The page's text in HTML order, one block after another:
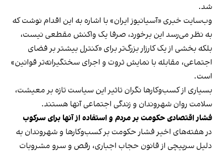
شد.
وب‌سایت خبری «آسیانیوز ایران» با اشاره به این اقدام نوشت که
به نظر می‌رسد این برخورد، صرفا یک واکنش مقطعی نیست،
بلکه بخشی از یک کارزار بزرگ‌تر برای «کنترل بیشتر بر فضای
اجتماعی، مقابله با نمایش ثروت و اجرای سختگیرانه‌تر قوانین»
است.
بسیاری از کسب‌وکارها نگران تاثیر این سیاست‌ تازه بر معیشت،
سلامت روان شهروندان و زندگی اجتماعی آنها هستند.
فشار اقتصادی حکومت بر مردم و استفاده از آنها برای سرکوب
در هفته‌های اخیر فشار حکومت بر کسب‌وکارها و شهروندان به
دلیل سرپیچی از قانون حجاب اجباری، رقص و سرو مشروبات